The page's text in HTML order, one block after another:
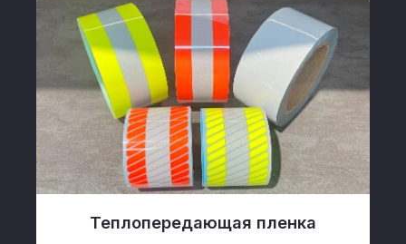
Теплопередающая пленка